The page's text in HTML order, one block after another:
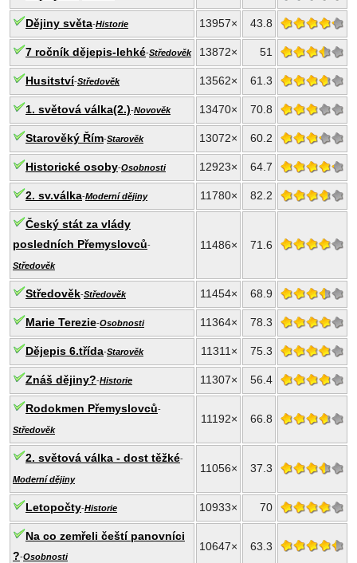
Dějiny světa-Historie 13957× 43.8
7 ročník dějepis-lehké-Středověk 13872× 51
Husitství-Středověk 13562× 61.3
1. světová válka(2.)-Novověk 13470× 70.8
Starověký Řím-Starověk 13072× 60.2
Historické osoby-Osobnosti 12923× 64.7
2. sv.válka-Moderní dějiny 11780× 82.2
Český stát za vlády
posledních Přemyslovců-
Středověk
11486× 71.6
Středověk-Středověk 11454× 68.9
Marie Terezie-Osobnosti 11364× 78.3
Dějepis 6.třída-Starověk 11311× 75.3
Znáš dějiny?-Historie 11307× 56.4
Rodokmen Přemyslovců-
Středověk
11192× 66.8
2. světová válka - dost těžké-
Moderní dějiny
11056× 37.3
Letopočty-Historie 10933× 70
Na co zemřeli čeští panovníci
?-Osobnosti
10647× 63.3